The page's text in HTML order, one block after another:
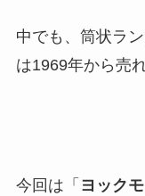
中でも、筒状ラ
は1969年から売
今回は「 ヨック